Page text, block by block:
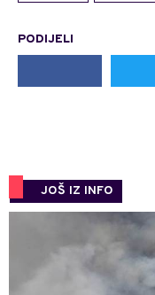
PODIJELI
JOŠ IZ INFO